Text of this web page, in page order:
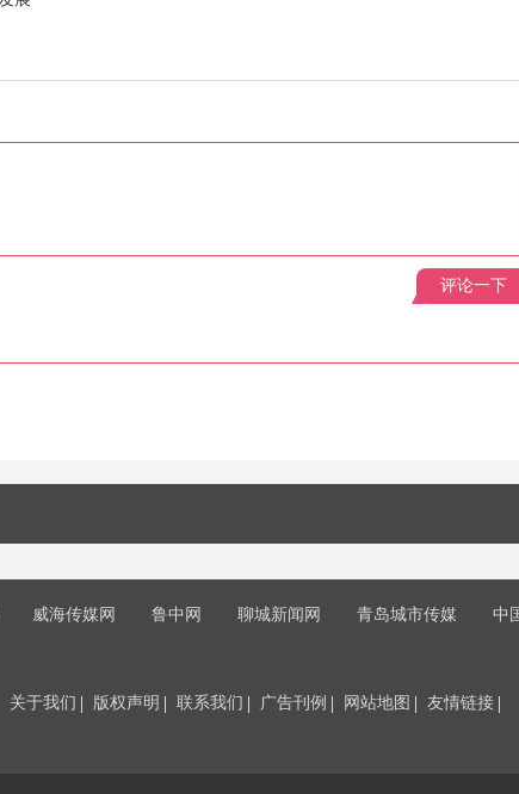
评论一下
威海传媒网 鲁中网 聊城新闻网 青岛城市传媒 中
关于我们 版权声明 联系我们 广告刊例 网站地图 友情链接